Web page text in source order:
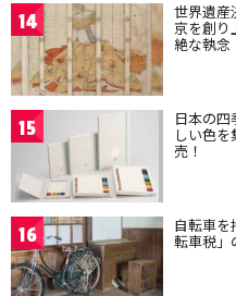
14 世界遺産
京を創り
絶な執念
15 日本の
しい色
売！
16 自転車を
転車税」